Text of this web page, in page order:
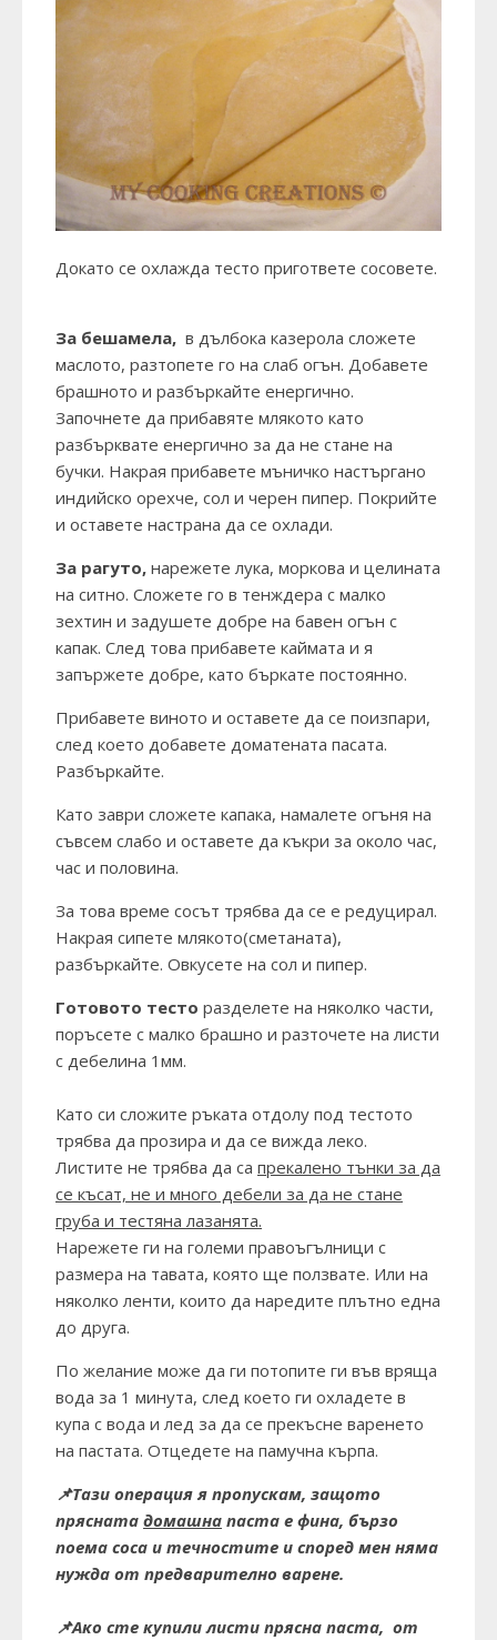
Докато се охлажда тесто пригответе сосовете.
За бешамела, в дълбока казерола сложете
маслото, разтопете го на слаб огън. Добавете
брашното и разбъркайте енергично.
Започнете да прибавяте млякото като
разбърквате енергично за да не стане на
бучки. Накрая прибавете мъничко настъргано
индийско орехче, сол и черен пипер. Покрийте
и оставете настрана да се охлади.
За рагуто, нарежете лука, моркова и целината
на ситно. Сложете го в тенждера с малко
зехтин и задушете добре на бавен огън с
капак. След това прибавете каймата и я
запържете добре, като бъркате постоянно.
Прибавете виното и оставете да се поизпари,
след което добавете доматената пасата.
Разбъркайте.
Като заври сложете капака, намалете огъня на
съвсем слабо и оставете да къкри за около час,
час и половина.
За това време сосът трябва да се е редуцирал.
Накрая сипете млякото(сметаната),
разбъркайте. Овкусете на сол и пипер.
Готовото тесто разделете на няколко части,
поръсете с малко брашно и разточете на листи
с дебелина 1мм.
Като си сложите ръката отдолу под тестото
трябва да прозира и да се вижда леко.
Листите не трябва да са прекалено тънки за да
се късат, не и много дебели за да не стане
груба и тестяна лазанята.
Нарежете ги на големи правоъгълници с
размера на тавата, която ще ползвате. Или на
няколко ленти, които да наредите плътно една
до друга.
По желание може да ги потопите ги във вряща
вода за 1 минута, след което ги охладете в
купа с вода и лед за да се прекъсне варенето
на пастата. Отцедете на памучна кърпа.
📌Тази операция я пропускам, защото
прясната домашна паста е фина, бързо
поема соса и течностите и според мен няма
нужда от предварително варене.
📌Ако сте купили листи прясна паста, от